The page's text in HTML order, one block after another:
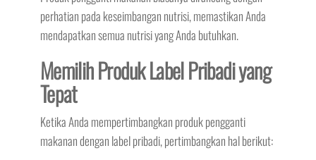
perhatian pada keseimbangan nutrisi, memastikan Anda
mendapatkan semua nutrisi yang Anda butuhkan.
Memilih Produk Label Pribadi yang
Tepat
Ketika Anda mempertimbangkan produk pengganti
makanan dengan label pribadi, pertimbangkan hal berikut: